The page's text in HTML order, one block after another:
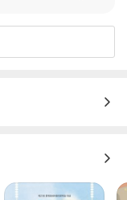
방향으로 이야기가 전
진 책이다. 또한 따듯하
야기는 이미 만화책이
것이다.